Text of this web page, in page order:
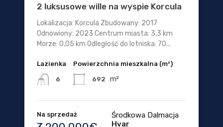
2 luksusowe wille na wyspie Korcula
Lokalizacja: Korcula Zbudowany: 2017
Odnowiony: 2023 Centrum miasta: 3,3 km
Morze: 0,05 km Odległość do lotniska: 70...
Lazienka
6
Powierzchnia mieszkalna (m²)
692 m²
Na sprzedaż
Środkowa Dalmacja
Hvar